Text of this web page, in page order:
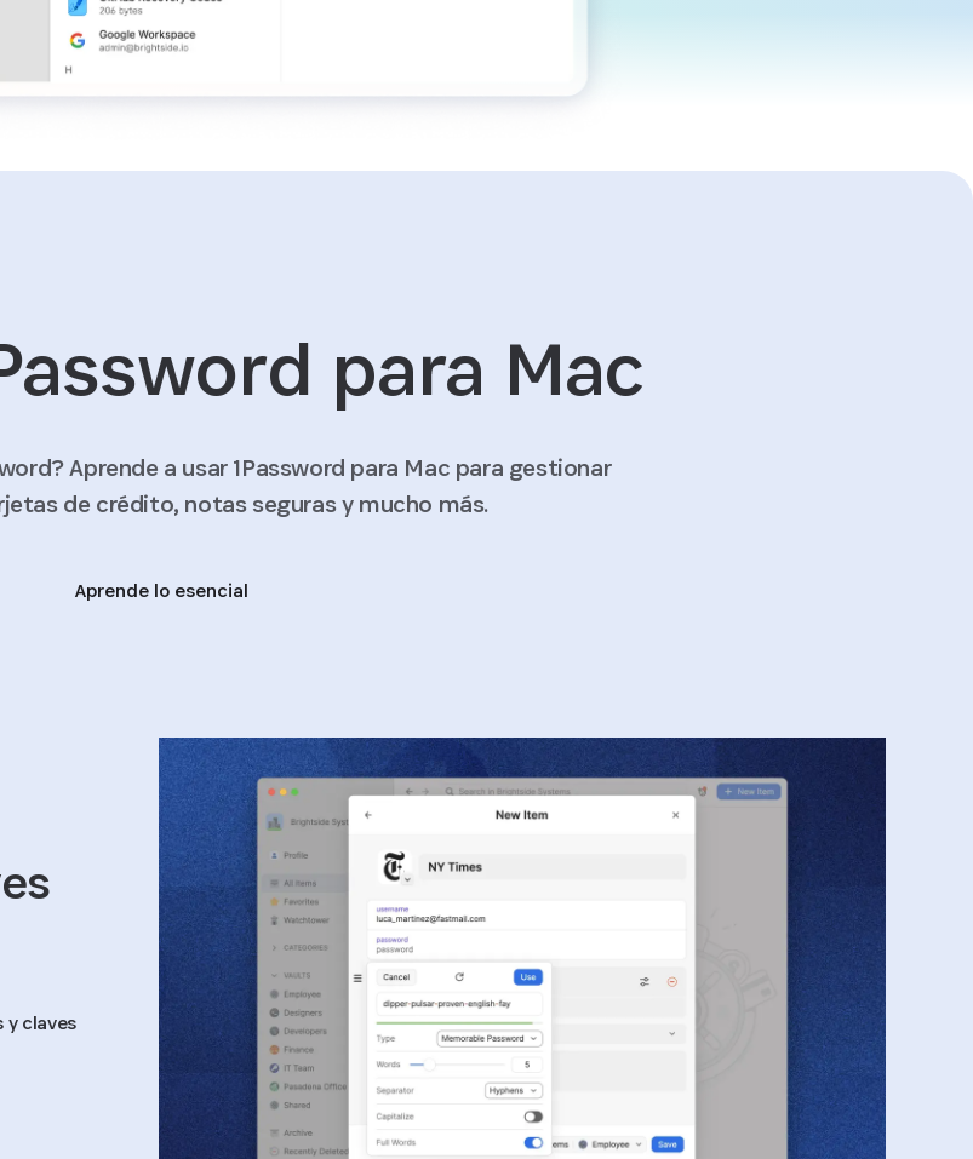
para Mac
Aprende a usar 1Password para Mac para gestionar
de crédito, notas seguras y mucho más.
Aprende lo esencial
y claves